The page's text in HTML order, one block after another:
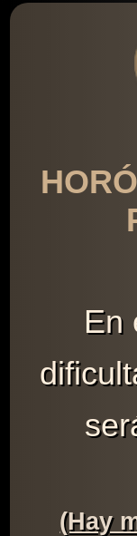
En
(Hay